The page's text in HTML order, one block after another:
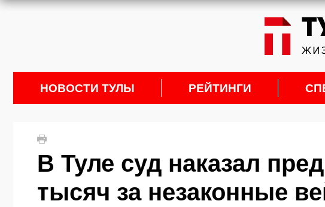
НОВОСТИ ТУЛЫ РЕЙТИНГИ
В Туле суд наказал
тысяч за незаконные